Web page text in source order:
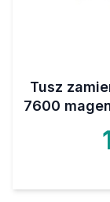
Tusz
7600